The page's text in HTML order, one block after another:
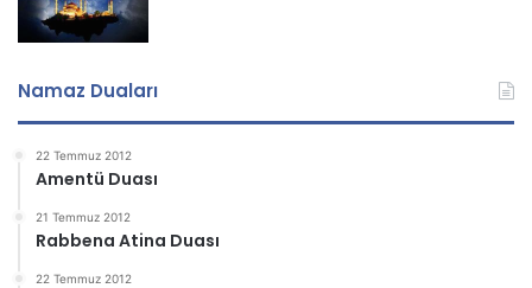
Namaz Duaları
22 Temmuz 2012
Amentü Duası
21 Temmuz 2012
Rabbena Atina Duası
22 Temmuz 2012